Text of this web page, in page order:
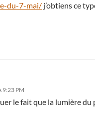
du-7-mai/ j’obtiens ce
9:23 PM
le fait que la lumière du